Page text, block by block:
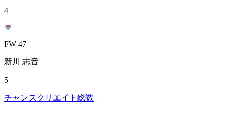
4
FW 47
新川 志音
5
チャンスクリエイト総数